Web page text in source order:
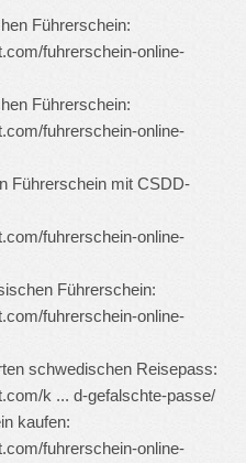
Führerschein:
fuhrerschein-online-
Führerschein:
fuhrerschein-online-
Führerschein mit CSDD-
fuhrerschein-online-
Führerschein:
fuhrerschein-online-
schwedischen Reisepass:
k ... d-gefalschte-passe/
kaufen:
fuhrerschein-online-